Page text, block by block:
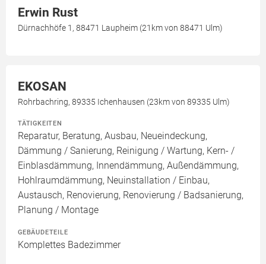
Erwin Rust
Dürnachhöfe 1, 88471 Laupheim (21km von 88471 Ulm)
EKOSAN
Rohrbachring, 89335 Ichenhausen (23km von 89335 Ulm)
TÄTIGKEITEN
Reparatur, Beratung, Ausbau, Neueindeckung,
Dämmung / Sanierung, Reinigung / Wartung, Kern- /
Einblasdämmung, Innendämmung, Außendämmung,
Hohlraumdämmung, Neuinstallation / Einbau,
Austausch, Renovierung, Renovierung / Badsanierung,
Planung / Montage
GEBÄUDETEILE
Komplettes Badezimmer